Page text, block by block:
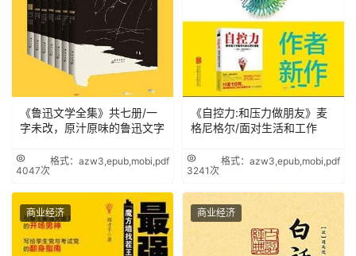
《鲁迅文学全集》共七册/一
字未改，原汁原味的鲁迅文字
4047次
格式：azw3,epub,mobi,pdf
《自控力:和压力做朋友》麦
格尼格尔/面对生活和工作
3241次
格式：azw3,epub,mobi,pdf
商业经济 商业经济